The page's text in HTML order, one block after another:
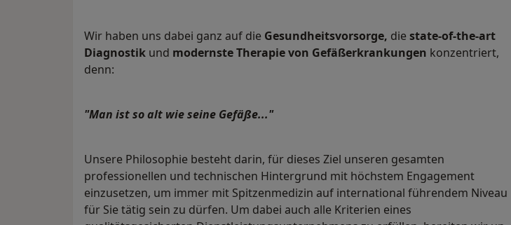
Wir haben uns dabei ganz auf die Gesundheitsvorsorge, die state-of-the-art
Diagnostik und modernste Therapie von Gefäßerkrankungen konzentriert,
denn:
"Man ist so alt wie seine Gefäße..."
Unsere Philosophie besteht darin, für dieses Ziel unseren gesamten
professionellen und technischen Hintergrund mit höchstem Engagement
einzusetzen, um immer mit Spitzenmedizin auf international führendem Niveau
für Sie tätig sein zu dürfen. Um dabei auch alle Kriterien eines